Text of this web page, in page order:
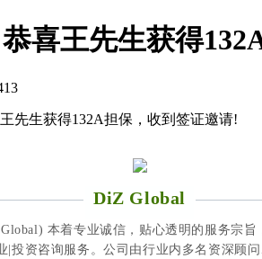
恭喜王先生获得
王先生获得132A担保，收到签证邀请!
DiZ Global
本着专业诚信，贴心透明的服务宗旨
|投资咨询服务。公司由行业内多名资深顾